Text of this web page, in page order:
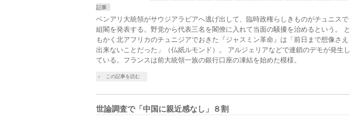
記事
ベンアリ大統領がサウジアラビアへ逃げ出して、臨時政権らしきものがチュニスで
組閣を発表する。野党から代表三名を閣僚に入れて当面の騒擾を治めるという。 と
もかく北アフリカのチュニジアでおきた『ジャスミン革命』は「前日まで想像さえ
出来ないことだった」（仏紙ルモンド）。 アルジェリアなどで連鎖のデモが発生し
ている。フランスは前大統領一族の銀行口座の凍結を始めた模様。
この記事を読む
世論調査で「中国に親近感なし」８割